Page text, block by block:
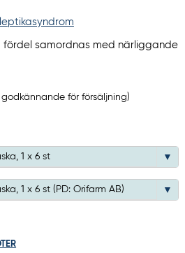
fördel samordnas med närliggande
för försäljning)
1 x 6 st
1 x 6 st (PD: Orifarm AB)